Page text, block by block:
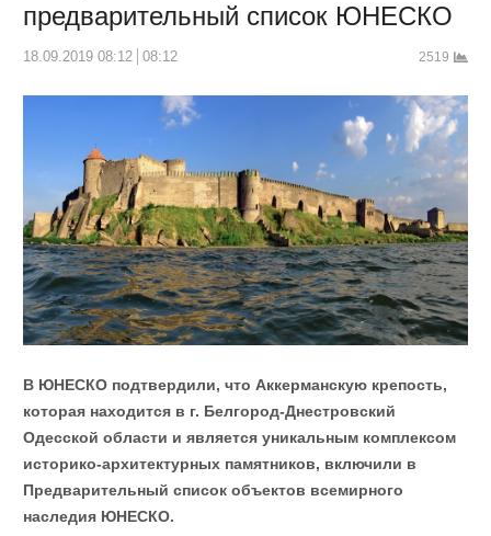
предварительный список ЮНЕСКО
18.09.2019 08:12 08:12 2519
В ЮНЕСКО подтвердили, что Аккерманскую крепость,
которая находится в г. Белгород-Днестровский
Одесской области и является уникальным комплексом
историко-архитектурных памятников, включили в
Предварительный список объектов всемирного
наследия ЮНЕСКО.